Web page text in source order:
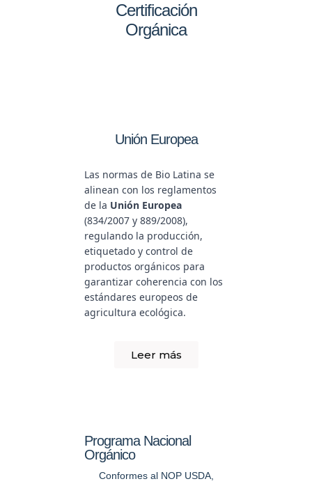
Certificación
Orgánica
Unión Europea
Las normas de Bio Latina se
alinean con los reglamentos
de la Unión Europea
(834/2007 y 889/2008),
regulando la producción,
etiquetado y control de
productos orgánicos para
garantizar coherencia con los
estándares europeos de
agricultura ecológica.
Leer más
Programa Nacional
Orgánico
Conformes al NOP USDA,